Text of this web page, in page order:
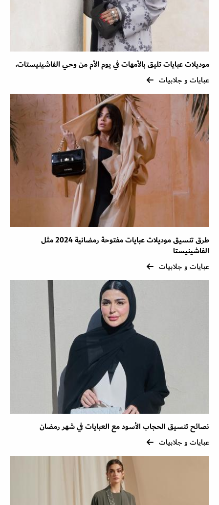
موديلات عبايات تليق بالأمهات في يوم الأم من وحي الفاشينيستات.
عبايات و جلابيات
طرق تنسيق موديلات عبايات مفتوحة رمضانية 2024 مثل
الفاشينيستا
عبايات و جلابيات
نصائح تنسيق الحجاب الأسود مع العبايات في شهر رمضان
عبايات و جلابيات